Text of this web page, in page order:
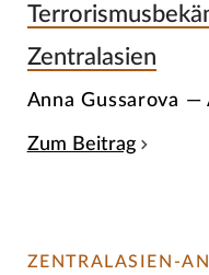
Zentralasien
Anna Gussarova —
Zum Beitrag
ZENTRALASIEN-